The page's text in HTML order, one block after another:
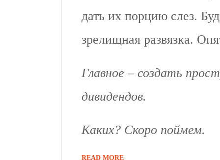
дать их порцию слез.
зрелищная развязка.
Главное – создать
дивидендов.
Каких? Скоро поймем.
READ MORE